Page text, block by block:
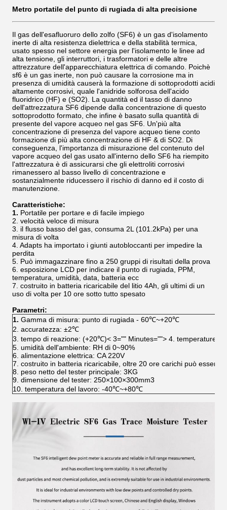
Metro portatile del punto di rugiada di alta precisione
Il gas dell'esafluoruro dello zolfo (SF6) è un gas d'isolamento
inerte di alta resistenza dielettrica e della stabilità termica,
usato spesso nel settore energia per l'isolamento le linee ad
alta tensione, gli interruttori, i trasformatori e delle altre
attrezzature dell'apparecchiatura elettrica di comando. Poichè
sf6 è un gas inerte, non può causare la corrosione ma in
presenza di umidità causerà la formazione di sottoprodotti acidi
altamente corrosivi, quale l'anidride solforosa dell'acido
fluoridrico (HF) e (SO2). La quantità ed il tasso di danno
dell'attrezzatura SF6 dipende dalla concentrazione di questo
sottoprodotto formato, che infine è basato sulla quantità di
presente del vapore acqueo nel gas SF6. Un'più alta
concentrazione di presenza del vapore acqueo tiene conto
formazione di più alta concentrazione di HF & di SO2. Di
conseguenza, l'importanza di misurazione del contenuto del
vapore acqueo del gas usato all'interno dello SF6 ha riempito
l'attrezzatura è di assicurarsi che gli elettroliti corrosivi
rimanessero al basso livello di concentrazione e
sostanzialmente riducessero il rischio di danno ed il costo di
manutenzione.
Caratteristiche:
1. Portatile per portare e di facile impiego
2. velocità veloce di misura
3. il flusso basso del gas, consuma 2L (101.2kPa) per una
misura di volta
4. Adapts ha importato i giunti autobloccanti per impedire la
perdita
5. Può immagazzinare fino a 250 gruppi di risultati della prova
6. esposizione LCD per indicare il punto di rugiada, PPM,
temperatura, umidità, data, batteria ecc
7. costruito in batteria ricaricabile del litio 4Ah, gli ultimi di un
uso di volta per 10 ore sotto tutto spesato
Parametri:
1. Gamma di misura: punto di rugiada - 60℃~+20℃
2. accuratezza: ±2℃
3. tempo di reazione: (+20℃)< 3="" Minutes=""> 4. temperature
5. umidità dell'ambiente: RH di 0~90%
6. alimentazione elettrica: CA 220V
7. costruito in batteria ricaricabile, oltre 20 ore carichi può essere
8. peso netto del tester principale: 3KG
9. dimensione del tester: 250×100×300mm3
10. temperatura del lavoro: -40℃~+80℃